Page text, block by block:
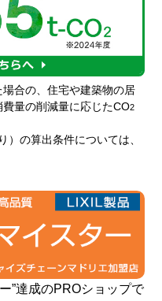
合の、住宅や建築物の居
量の削減量に応じたCO2
）の算出条件については、
”達成のPROショップで